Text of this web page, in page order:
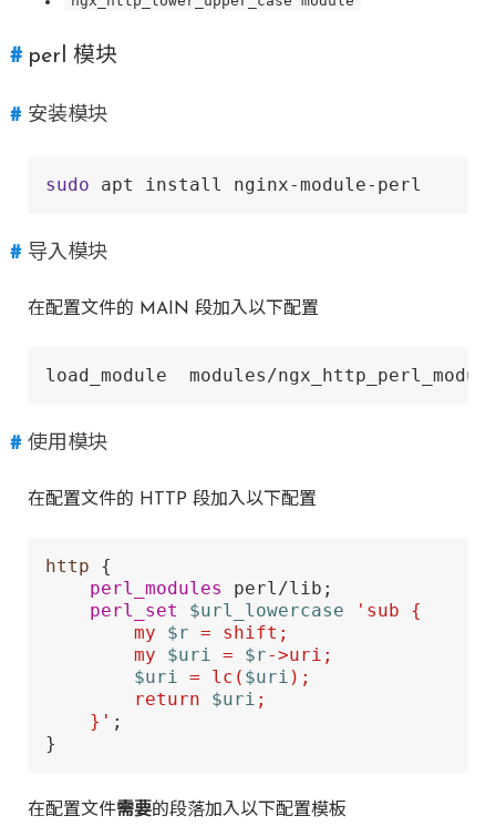
perl 模块
安装模块
sudo apt install nginx-module-perl
导入模块
在配置文件的 MAIN 段加入以下配置
load_module  modules/
使用模块
在配置文件的 HTTP 段加入以下配置
http {
perl_modules
perl/lib;
perl_set
$url_lowercase
'sub {
        my
$r = shift;
        my
$uri = $r->uri;
$uri = lc( $uri );
        return
$uri ;
    }'
;
}
在配置文件需要的段落加入以下配置模板